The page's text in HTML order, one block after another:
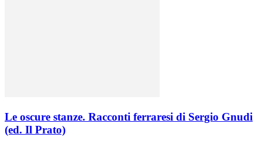
Le oscure stanze. Racconti ferraresi di Sergio Gnudi
(ed. Il Prato)